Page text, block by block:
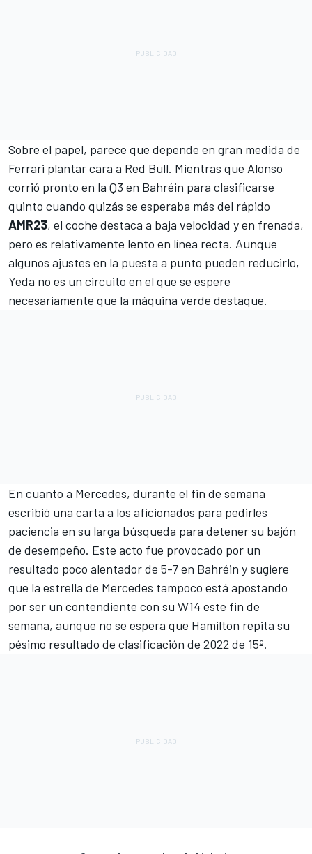
Sobre el papel, parece que depende en gran medida de
Ferrari plantar cara a Red Bull. Mientras que Alonso
corrió pronto en la Q3 en Bahréin para clasificarse
quinto cuando quizás se esperaba más del rápido
AMR23, el coche destaca a baja velocidad y en frenada,
pero es relativamente lento en línea recta. Aunque
algunos ajustes en la puesta a punto pueden reducirlo,
Yeda no es un circuito en el que se espere
necesariamente que la máquina verde destaque.
En cuanto a Mercedes, durante el fin de semana
escribió una carta a los aficionados para pedirles
paciencia en su larga búsqueda para detener su bajón
de desempeño. Este acto fue provocado por un
resultado poco alentador de 5-7 en Bahréin y sugiere
que la estrella de Mercedes tampoco está apostando
por ser un contendiente con su W14 este fin de
semana, aunque no se espera que Hamilton repita su
pésimo resultado de clasificación de 2022 de 15º.